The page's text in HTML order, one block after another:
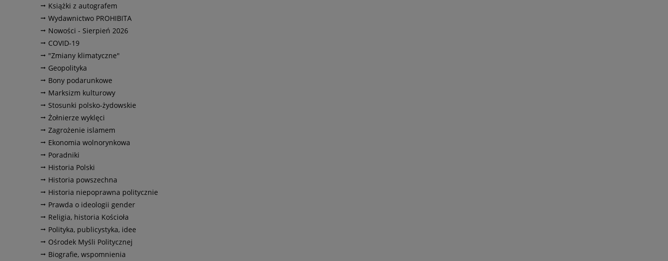
Książki z autografem
Wydawnictwo PROHIBITA
Nowości - Sierpień 2026
COVID-19
"Zmiany klimatyczne"
Geopolityka
Bony podarunkowe
Marksizm kulturowy
Stosunki polsko-żydowskie
Żołnierze wyklęci
Zagrożenie islamem
Ekonomia wolnorynkowa
Poradniki
Historia Polski
Historia powszechna
Historia niepoprawna politycznie
Prawda o ideologii gender
Religia, historia Kościoła
Polityka, publicystyka, idee
Ośrodek Myśli Politycznej
Biografie, wspomnienia